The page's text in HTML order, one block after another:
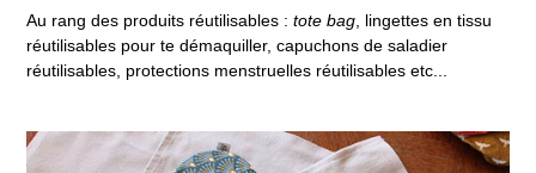
Au rang des produits réutilisables : tote bag lingettes en tissu
réutilisables pour te démaquiller, capuchons de saladier
réutilisables, protections menstruelles réutilisables etc...